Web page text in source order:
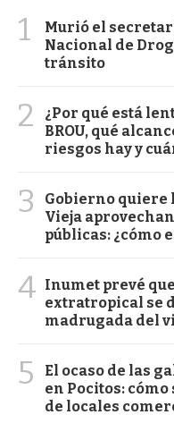
1
Murió el
Nacional de
tránsito
2
¿Por qué está
BROU, qué
riesgos hay y
3
Gobierno quiere
Vieja
públicas: ¿cómo
4 Inumet prevé
extratropical se
madrugada del
5
El ocaso de las
en Pocitos:
de locales